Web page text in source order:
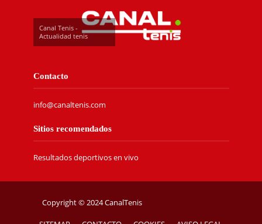
Canal Tenis -
Actualidad tenis
Contacto
info@canaltenis.com
Sitios recomendados
Resultados deportivos en vivo
Copyright © 2024 CanalTenis